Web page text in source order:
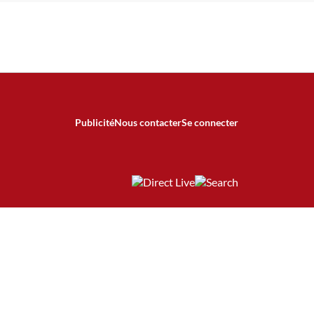
PublicitéNous contacterSe connecter